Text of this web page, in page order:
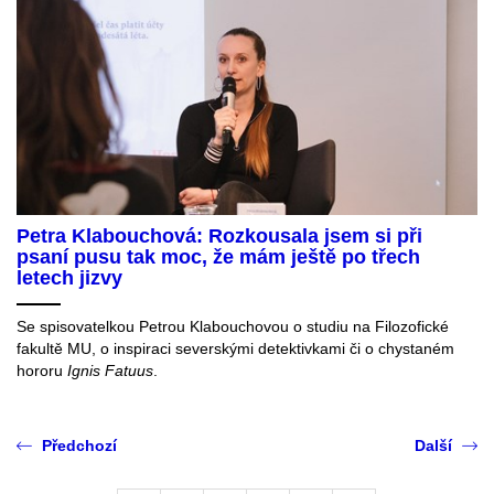
Petra Klabouchová: Rozkousala jsem si při
psaní pusu tak moc, že mám ještě po třech
letech jizvy
Se spisovatelkou Petrou Klabouchovou o studiu na Filozofické
fakultě MU, o inspiraci severskými detektivkami či o chystaném
hororu Ignis Fatuus
Předchozí Další